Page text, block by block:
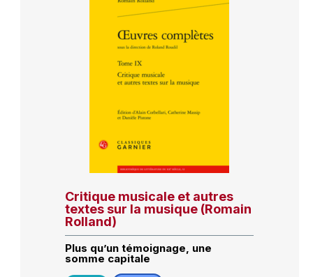
Critique musicale et autres
textes sur la musique (Romain
Rolland)
Plus qu’un témoignage, une
somme capitale